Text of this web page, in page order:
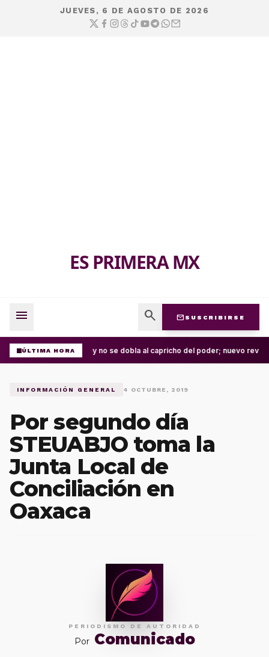
JUEVES, 6 DE AGOSTO DE 2026
ES PRIMERA MX
menu search mail SUSCRIBIRSE
ÚLTIMA HORALa ley no se dobla al capricho del poder; nuevo revés
INFORMACIÓN GENERAL 4 OCTUBRE, 2019
Por segundo día
STEUABJO toma la
Junta Local de
Conciliación en
Oaxaca
PERIODISMO DE AUTORIDAD
Por Comunicado